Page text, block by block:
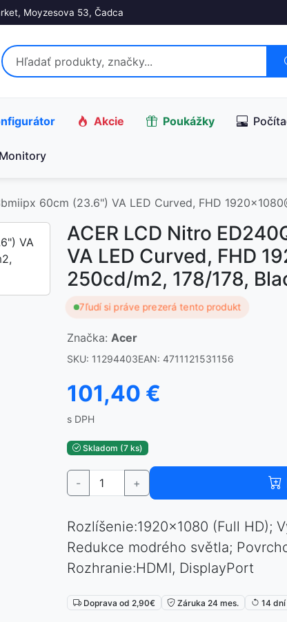
Moyzesova 53, Čadca
Akcie Poukážky
Monitory
60cm (23.6") VA LED Curved, FHD
ACER LCD Nitro
VA LED Curved, FHD
250cd/m2, 178/178,
7ľudí si práve prezerá tento produkt
Značka: Acer
SKU: 11294403EAN: 4711121531156
101,40 €
s DPH
Skladom (7 ks)
- +
Rozlíšenie:1920×1080 (Full HD);
Redukce modrého světla;
Rozhranie:HDMI, DisplayPort
Doprava od 2,90€ Záruka 24 mes. 14